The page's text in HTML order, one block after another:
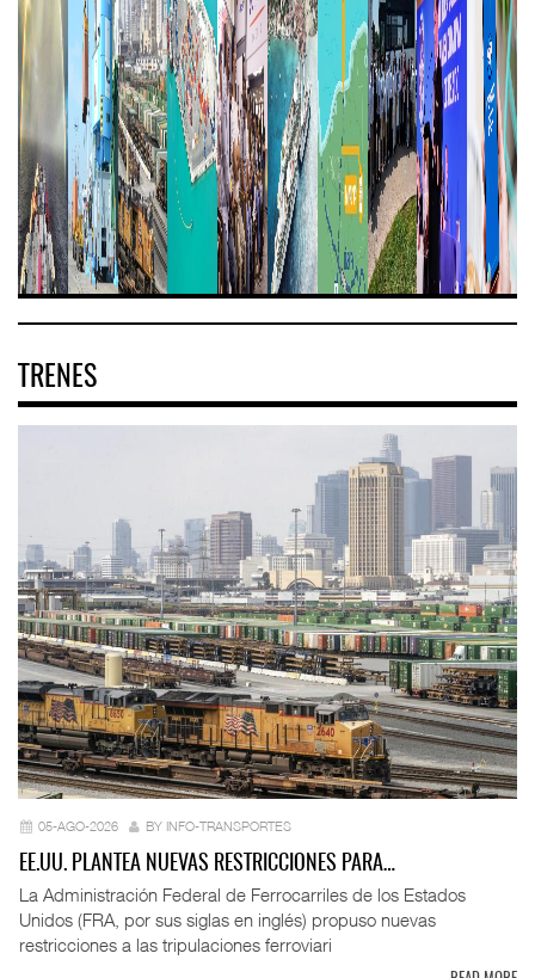
TRENES
05-AGO-2026 BY INFO-TRANSPORTES
EE.UU. PLANTEA NUEVAS RESTRICCIONES PARA…
La Administración Federal de Ferrocarriles de los Estados
Unidos (FRA, por sus siglas en inglés) propuso nuevas
restricciones a las tripulaciones ferroviari